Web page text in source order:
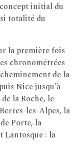
initial du
totalité du
la première fois
chronométrées
de la
Nice jusqu’à
la Roche, le
les-Alpes, la
Porte, la
Lantosque : la